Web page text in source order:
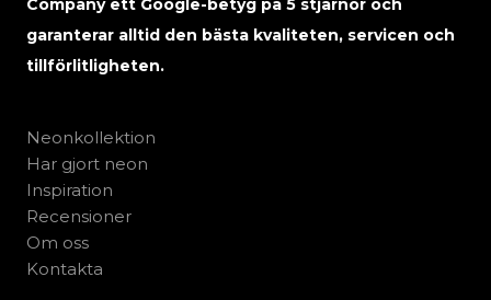
Company ett Google-betyg på 5 stjärnor och
garanterar alltid den bästa kvaliteten, servicen och
tillförlitligheten.
Neonkollektion
Har gjort neon
Inspiration
Recensioner
Om oss
Kontakta